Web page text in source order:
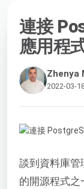
連接
應用程
Zhenya
2022-03-
談到資料庫管
的開源程式之